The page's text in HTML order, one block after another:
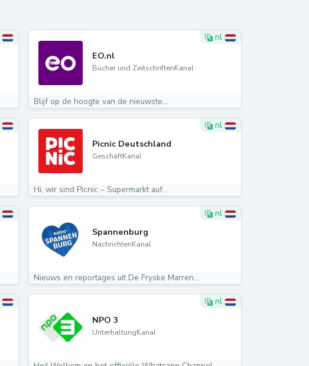
nl
EO.nl
Bücher und ZeitschriftenKanal
Blijf op de hoogte van de nieuwste...
nl
Picnic Deutschland
GeschäftKanal
Hi, wir sind Picnic – Supermarkt auf...
nl
Spannenburg
NachrichtenKanal
Nieuws en reportages uit De Fryske Marren....
nl
NPO 3
UnterhaltungKanal